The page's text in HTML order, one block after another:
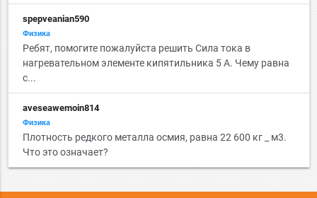
spepveanian590
Физика
Ребят, помогите пожалуйста решить Сила тока в
нагревательном элементе кипятильника 5 А. Чему равна
с...
aveseawemoin814
Физика
Плотность редкого металла осмия, равна 22 600 кг _ м3.
Что это означает?